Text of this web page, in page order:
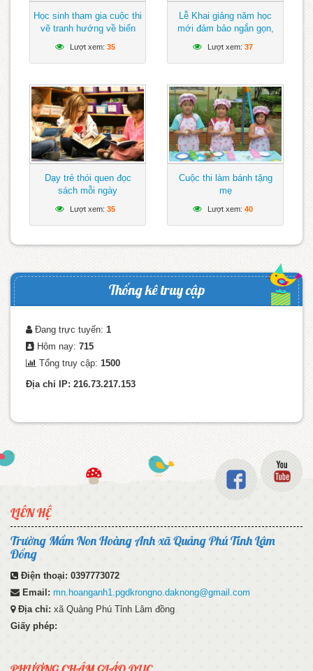
Học sinh tham gia cuộc thi
vẽ tranh hướng về biển
Lượt xem: 35
Lễ Khai giảng năm học
mới đảm bảo ngắn gọn,
Lượt xem: 37
Dạy trẻ thói quen đọc
sách mỗi ngày
Lượt xem: 35
Cuộc thi làm bánh tặng
mẹ
Lượt xem: 40
Thống kê truy cập
Đang trực tuyến: 1
Hôm nay: 715
Tổng truy cập: 1500
Địa chỉ IP: 216.73.217.153
LIÊN HỆ
Trường Mầm Non Hoàng Anh xã Quảng Phú Tỉnh Lâm
Đồng
Điện thoại: 0397773072
Email: mn.hoanganh1.pgdkrongno.daknong@gmail.com
Địa chỉ: xã Quảng Phú Tỉnh Lâm đồng
Giấy phép: